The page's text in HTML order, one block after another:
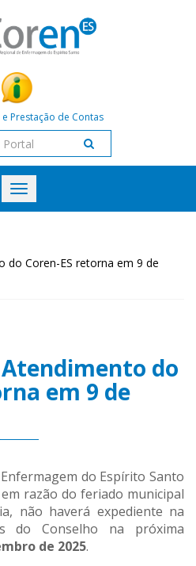
Prestação de Contas
Toggle
navigation
do Coren-ES retorna em 9 de
do
em 9 de
do Espírito Santo
razão do feriado municipal
não haverá expediente na
do Conselho na próxima
de 2025.